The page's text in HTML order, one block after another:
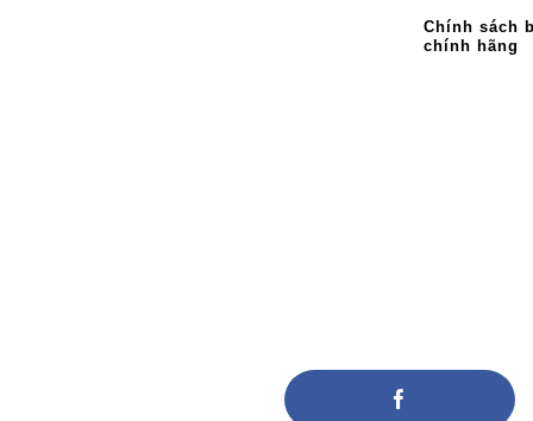
Chính sách
chính hãng